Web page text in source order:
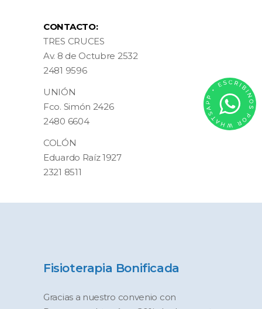
CONTACTO:
TRES CRUCES
Av. 8 de Octubre 2532
2481 9596
UNIÓN
Fco. Simón 2426
2480 6604
COLÓN
Eduardo Raíz 1927
2321 8511
Fisioterapia Bonificada
Gracias a nuestro convenio con